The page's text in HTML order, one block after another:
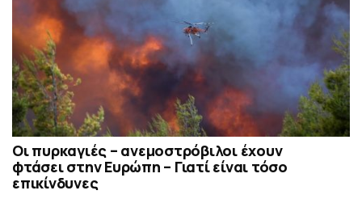
Οι πυρκαγιές – ανεμοστρόβιλοι έχουν
φτάσει στην Ευρώπη – Γιατί είναι τόσο
επικίνδυνες